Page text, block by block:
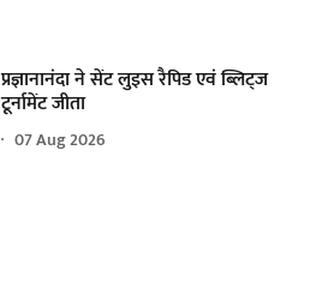
प्रज्ञानानंदा ने सेंट लुइस रैपिड एवं ब्लिट्ज
टूर्नामेंट जीता
07 Aug 2026